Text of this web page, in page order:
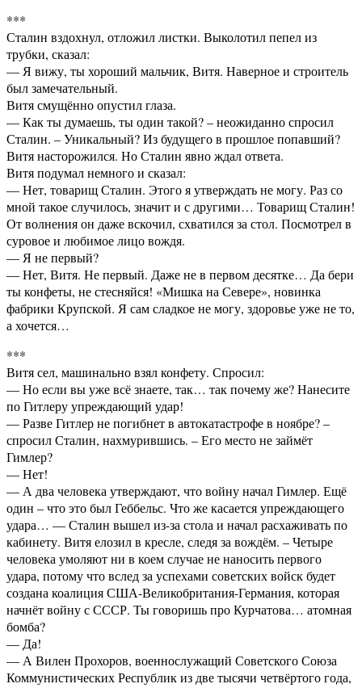
***
Сталин вздохнул, отложил листки. Выколотил пепел из
трубки, сказал:
— Я вижу, ты хороший мальчик, Витя. Наверное и строитель
был замечательный.
Витя смущённо опустил глаза.
— Как ты думаешь, ты один такой? – неожиданно спросил
Сталин. – Уникальный? Из будущего в прошлое попавший?
Витя насторожился. Но Сталин явно ждал ответа.
Витя подумал немного и сказал:
— Нет, товарищ Сталин. Этого я утверждать не могу. Раз со
мной такое случилось, значит и с другими… Товарищ Сталин!
От волнения он даже вскочил, схватился за стол. Посмотрел в
суровое и любимое лицо вождя.
— Я не первый?
— Нет, Витя. Не первый. Даже не в первом десятке… Да бери
ты конфеты, не стесняйся! «Мишка на Севере», новинка
фабрики Крупской. Я сам сладкое не могу, здоровье уже не то,
а хочется…
***
Витя сел, машинально взял конфету. Спросил:
— Но если вы уже всё знаете, так… так почему же? Нанесите
по Гитлеру упреждающий удар!
— Разве Гитлер не погибнет в автокатастрофе в ноябре? –
спросил Сталин, нахмурившись. – Его место не займёт
Гимлер?
— Нет!
— А два человека утверждают, что войну начал Гимлер. Ещё
один – что это был Геббельс. Что же касается упреждающего
удара… — Сталин вышел из-за стола и начал расхаживать по
кабинету. Витя елозил в кресле, следя за вождём. – Четыре
человека умоляют ни в коем случае не наносить первого
удара, потому что вслед за успехами советских войск будет
создана коалиция США-Великобритания-Германия, которая
начнёт войну с СССР. Ты говоришь про Курчатова… атомная
бомба?
— Да!
— А Вилен Прохоров, военнослужащий Советского Союза
Коммунистических Республик из две тысячи четвёртого года,